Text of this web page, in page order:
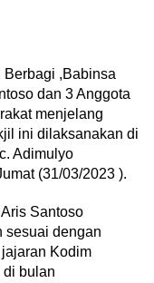
Berbagi ,Babinsa
dan 3 Anggota
menjelang
ini dilaksanakan di
Adimulyo
(31/03/2023 ).
Santoso
sesuai dengan
Kodim
bulan